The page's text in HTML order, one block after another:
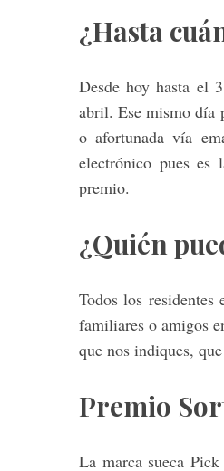
¿Hasta
Desde hoy hasta el
abril. Ese mismo día
o afortunada vía
electrónico pues es
premio.
¿Quién
Todos los
familiares o amigos
que nos indiques,
Premio
La marca sueca